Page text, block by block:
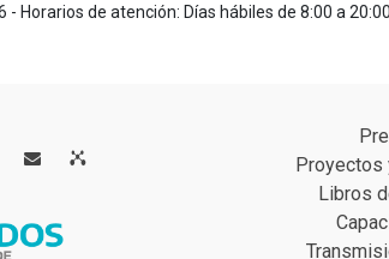
Horarios de atención: Días hábiles de 8:00 a 20:00
 
Proyectos
Libros